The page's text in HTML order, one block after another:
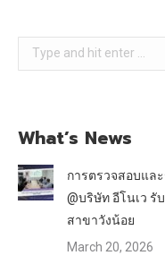
Search:
What’s News
การตรวจสอบแล
@บริษัท อีโนเว รั
สาขาวังน้อย
March 20, 2026